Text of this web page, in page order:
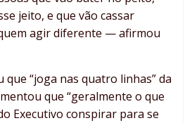
jeito, e que vão cassar
agir diferente — afirmou
“joga nas quatro linhas” da
que “geralmente o que
Executivo conspirar para se